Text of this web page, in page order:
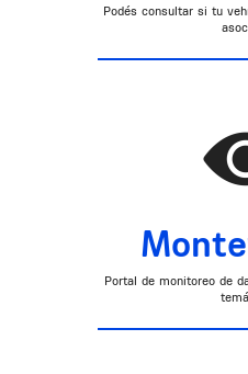
Podés consultar si tu
Portal de monitoreo de